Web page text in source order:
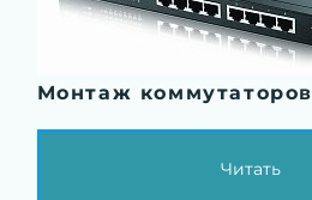
Монтаж коммутаторов
Читать